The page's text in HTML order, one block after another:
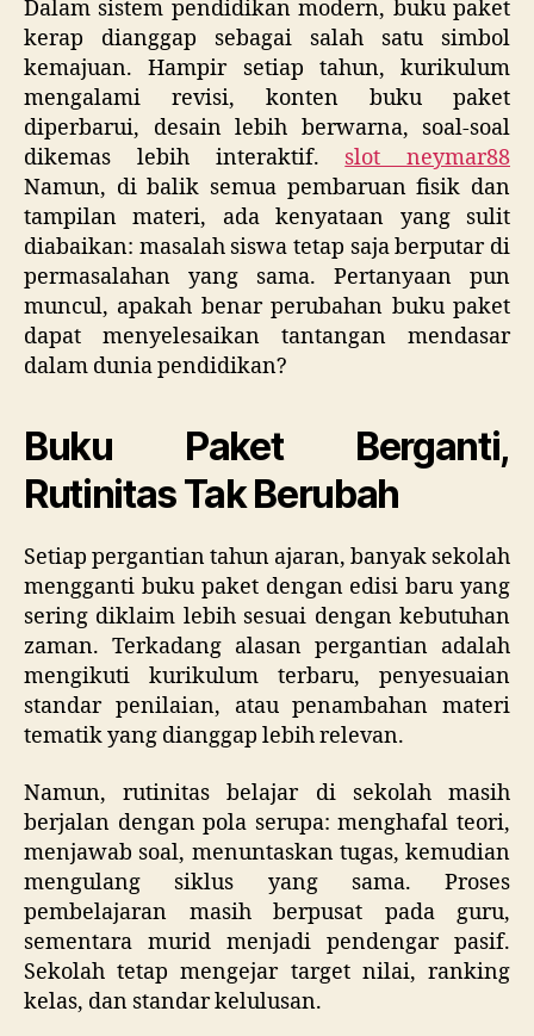
Dalam sistem pendidikan modern, buku paket
kerap dianggap sebagai salah satu simbol
kemajuan. Hampir setiap tahun, kurikulum
mengalami revisi, konten buku paket
diperbarui, desain lebih berwarna, soal-soal
dikemas lebih interaktif. slot neymar88
Namun, di balik semua pembaruan fisik dan
tampilan materi, ada kenyataan yang sulit
diabaikan: masalah siswa tetap saja berputar di
permasalahan yang sama. Pertanyaan pun
muncul, apakah benar perubahan buku paket
dapat menyelesaikan tantangan mendasar
dalam dunia pendidikan?
Buku Paket Berganti,
Rutinitas Tak Berubah
Setiap pergantian tahun ajaran, banyak sekolah
mengganti buku paket dengan edisi baru yang
sering diklaim lebih sesuai dengan kebutuhan
zaman. Terkadang alasan pergantian adalah
mengikuti kurikulum terbaru, penyesuaian
standar penilaian, atau penambahan materi
tematik yang dianggap lebih relevan.
Namun, rutinitas belajar di sekolah masih
berjalan dengan pola serupa: menghafal teori,
menjawab soal, menuntaskan tugas, kemudian
mengulang siklus yang sama. Proses
pembelajaran masih berpusat pada guru,
sementara murid menjadi pendengar pasif.
Sekolah tetap mengejar target nilai, ranking
kelas, dan standar kelulusan.